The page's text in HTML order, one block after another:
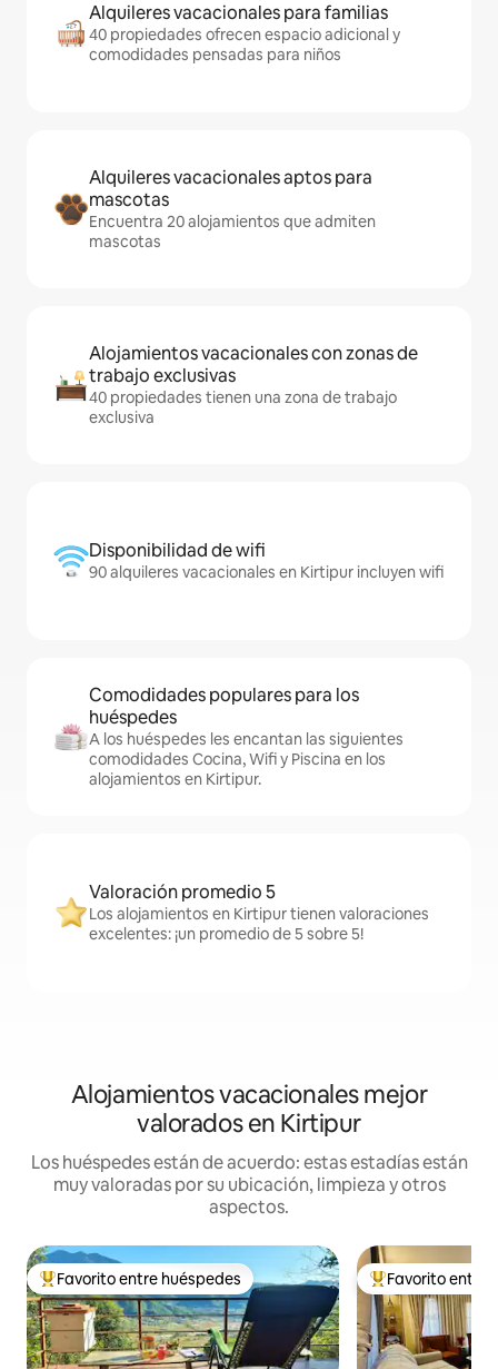
Alquileres vacacionales para familias
40 propiedades ofrecen espacio adicional y
comodidades pensadas para niños
Alquileres vacacionales aptos para
mascotas
Encuentra 20 alojamientos que admiten
mascotas
Alojamientos vacacionales con zonas de
trabajo exclusivas
40 propiedades tienen una zona de trabajo
exclusiva
Disponibilidad de wifi
90 alquileres vacacionales en Kirtipur incluyen wifi
Comodidades populares para los
huéspedes
A los huéspedes les encantan las siguientes
comodidades Cocina, Wifi y Piscina en los
alojamientos en Kirtipur.
Valoración promedio 5
Los alojamientos en Kirtipur tienen valoraciones
excelentes: ¡un promedio de 5 sobre 5!
Alojamientos vacacionales mejor
valorados en Kirtipur
Los huéspedes están de acuerdo: estas estadías están
muy valoradas por su ubicación, limpieza y otros
aspectos.
Favorito entre huéspedes preferido
Favorito entre huéspedes Favorito entre
Favorito entre